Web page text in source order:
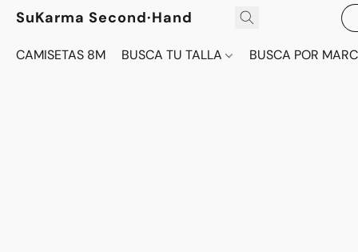
SuKarma Second·Hand
CAMISETAS 8M BUSCA TU TALLA BUSCA POR